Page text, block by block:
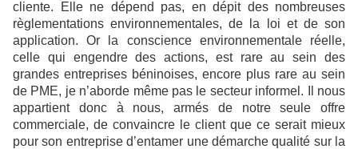
cliente. Elle ne dépend pas, en dépit des nombreuses
règlementations environnementales, de la loi et de son
application. Or la conscience environnementale réelle,
celle qui engendre des actions, est rare au sein des
grandes entreprises béninoises, encore plus rare au sein
de PME, je n’aborde même pas le secteur informel. Il nous
appartient donc à nous, armés de notre seule offre
commerciale, de convaincre le client que ce serait mieux
pour son entreprise d’entamer une démarche qualité sur la